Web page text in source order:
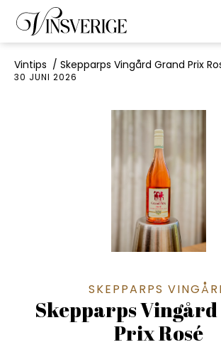
Till startsidan
Vintips / Skepparps Vingård Grand Prix
30 JUNI 2026
SKEPPARPS
Skepparps
Prix Rosé